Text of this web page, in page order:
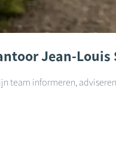
Jean-Louis
team informeren,